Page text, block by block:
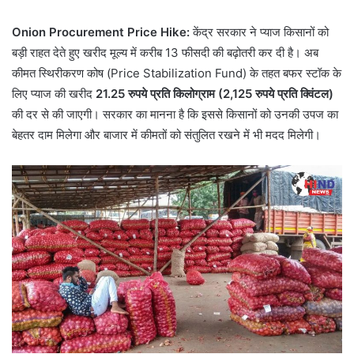
Onion Procurement Price Hike:केंद्र सरकार ने प्याज किसानों को
बड़ी राहत देते हुए खरीद मूल्य में करीब 13 फीसदी की बढ़ोतरी कर दी है। अब
कीमत स्थिरीकरण कोष (Price Stabilization Fund) के तहत बफर स्टॉक के
लिए प्याज की खरीद 21.25 रुपये प्रति किलोग्राम (2,125 रुपये प्रति क्विंटल)
की दर से की जाएगी। सरकार का मानना है कि इससे किसानों को उनकी उपज का
बेहतर दाम मिलेगा और बाजार में कीमतों को संतुलित रखने में भी मदद मिलेगी।